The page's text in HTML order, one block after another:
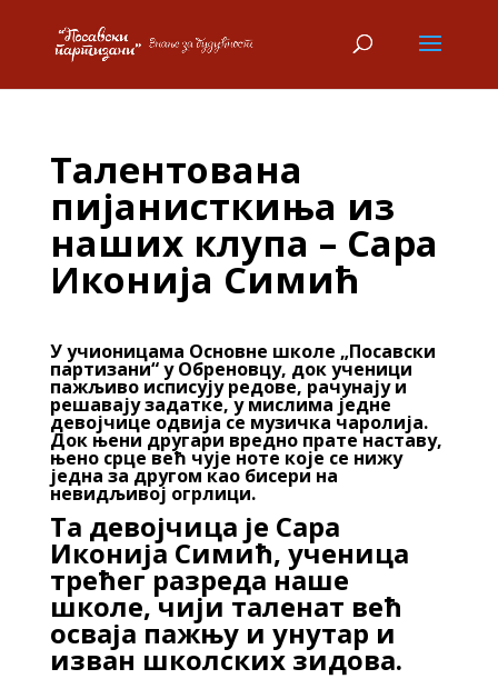
Талентована
пијанисткиња из
наших клупа – Сара
Иконија Симић
У учионицама Основне школе „Посавски
партизани“ у Обреновцу, док ученици
пажљиво исписују редове, рачунају и
решавају задатке, у мислима једне
девојчице одвија се музичка чаролија.
Док њени другари вредно прате наставу,
њено срце већ чује ноте које се нижу
једна за другом као бисери на
невидљивој огрлици.
Та девојчица је Сара
Иконија Симић, ученица
трећег разреда наше
школе, чији таленат већ
осваја пажњу и унутар и
изван школских зидова.